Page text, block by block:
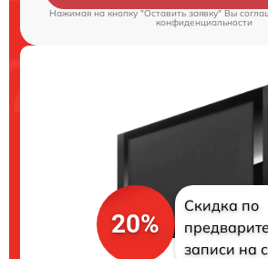
Нажимая на кнопку "Оставить заявку" Вы
конфиденциальности
20%
Скидка по
записи на